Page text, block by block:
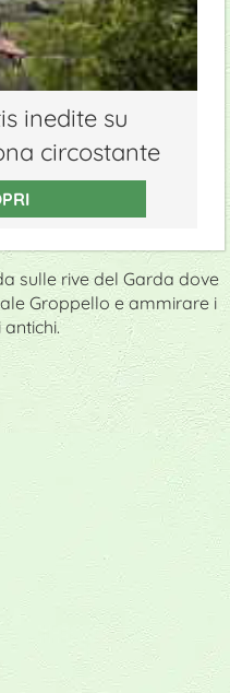
inedite su
circostante
sulle rive del Garda dove
Groppello e ammirare i